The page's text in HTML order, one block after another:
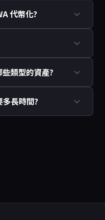
代幣化?
類型的資產?
多長時間?